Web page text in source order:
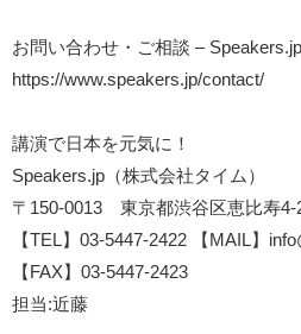
​​​​​お問い合わせ・ご相談 – Speakers.jp
https://www.speakers.jp/contact/
講演で日本を元気に！
Speakers.jp（株式会社タイム）
〒150-0013 東京都渋谷区恵比寿
【TEL】03-5447-2422 【MAIL】
【FAX】03-5447-2423
担当:近藤